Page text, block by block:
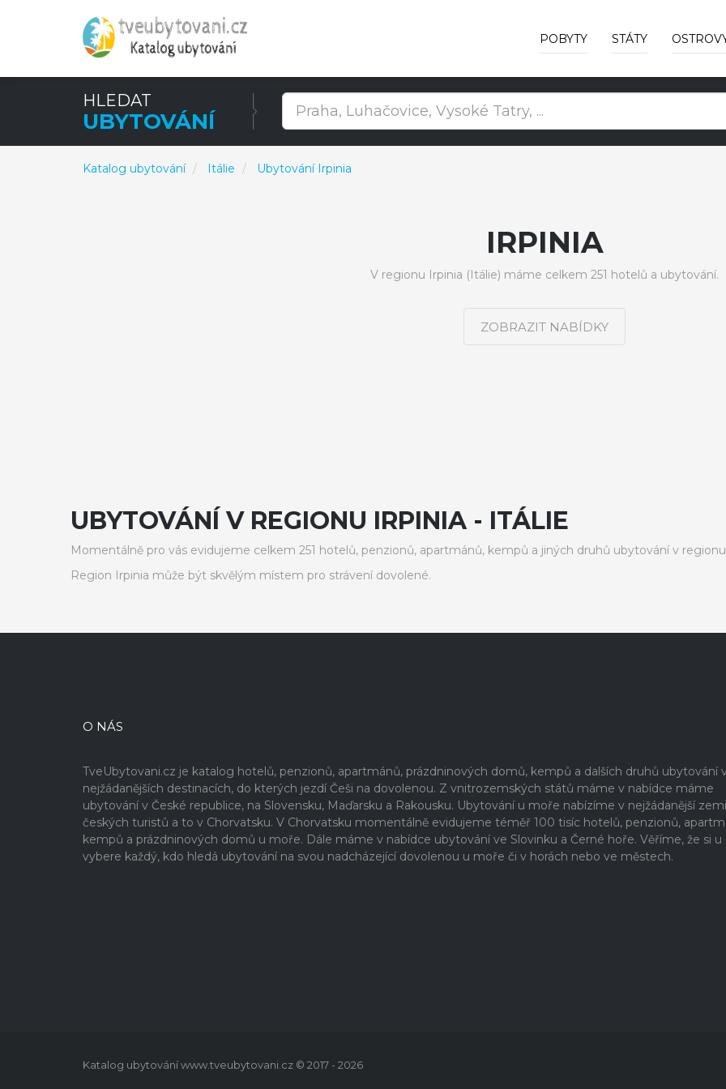
POBYTY STÁTY
HLEDAT
UBYTOVÁNÍ
Katalog ubytování Itálie Ubytování Irpinia
IRPINIA
V regionu Irpinia (Itálie) máme celkem 251 hotelů a ubytování.
ZOBRAZIT NABÍDKY
UBYTOVÁNÍ V REGIONU IRPINIA - ITÁLIE
Momentálně pro vás evidujeme celkem 251 hotelů, penzionů, apartmánů, kempů a jiných druhů ubytování v
Region Irpinia může být skvělým místem pro strávení dovolené.
O NÁS
TveUbytovani.cz je katalog hotelů, penzionů, apartmánů, prázdninových domů, kempů a dalších druhů ubytování
nejžádanějších destinacích, do kterých jezdí Češi na dovolenou. Z vnitrozemských států máme v nabídce máme
ubytování v České republice, na Slovensku, Maďarsku a Rakousku. Ubytování u moře nabízíme v nejžádanější zemi
českých turistů a to v Chorvatsku. V Chorvatsku momentálně evidujeme téměř 100 tisíc hotelů, penzionů,
kempů a prázdninových domů u moře. Dále máme v nabídce ubytování ve Slovinku a Černé hoře. Věříme, že si u
vybere každý, kdo hledá ubytování na svou nadcházející dovolenou u moře či v horách nebo ve městech.
Katalog ubytování www.tveubytovani.cz © 2017 - 2026